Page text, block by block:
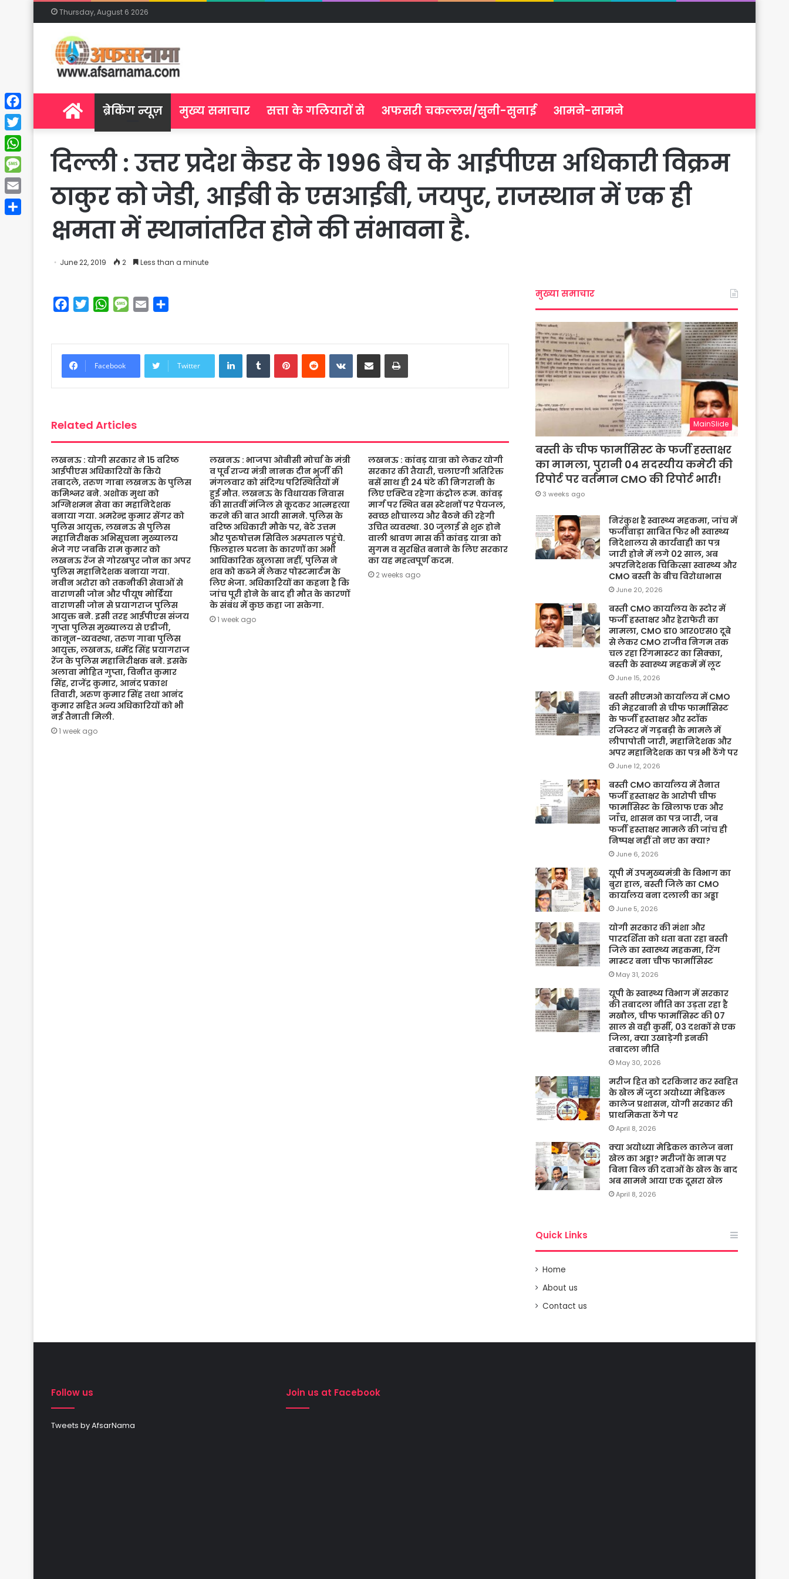
Thursday, August 6 2026
Homeब्रेकिंग न्यूज़ मुख्य समाचार सत्ता के गलियारों से अफसरी चकल्लस/सुनी-सुनाई आमने-सामने
दिल्ली : उत्तर प्रदेश कैडर के 1996 बैच के आईपीएस अधिकारी विक्रम
ठाकुर को जेडी, आईबी के एसआईबी, जयपुर, राजस्थान में एक ही
क्षमता में स्थानांतरित होने की संभावना है.
June 22, 2019 2 Less than a minute
b
o
e
W
s
A
M
g
Facebook Twitter
LinkedInTumblrPinterestReddit VKontakte
Share via Email Print
Related Articles
लखनऊ : योगी सरकार ने 15 वरिष्ठ
आईपीएस अधिकारियों के किये
तबादले, तरुण गाबा लखनऊ के पुलिस
कमिश्नर बने. अशोक मुथा को
अग्निशमन सेवा का महानिदेशक
बनाया गया. अमरेन्द्र कुमार सेंगर को
पुलिस आयुक्त, लखनऊ से पुलिस
महानिरीक्षक अभिसूचना मुख्यालय
भेजे गए जबकि राम कुमार को
लखनऊ रेंज से गोरखपुर जोन का अपर
पुलिस महानिदेशक बनाया गया.
नवीन अरोरा को तकनीकी सेवाओं से
वाराणसी जोन और पीयूष मोर्डिया
वाराणसी जोन से प्रयागराज पुलिस
आयुक्त बने. इसी तरह आईपीएस संजय
गुप्ता पुलिस मुख्यालय से एडीजी,
कानून-व्यवस्था, तरुण गाबा पुलिस
आयुक्त, लखनऊ, धर्मेंद्र सिंह प्रयागराज
रेंज के पुलिस महानिरीक्षक बने. इसके
अलावा मोहित गुप्ता, विनीत कुमार
सिंह, राजेंद्र कुमार, आनंद प्रकाश
तिवारी, अरुण कुमार सिंह तथा आनंद
कुमार सहित अन्य अधिकारियों को भी
नई तैनाती मिली.
1 week ago
लखनऊ : भाजपा ओबीसी मोर्चा के मंत्री
व पूर्व राज्य मंत्री नानक दीन भुर्जी की
मंगलवार को संदिग्ध परिस्थितियों में
हुई मौत. लखनऊ के विधायक निवास
की सातवीं मंजिल से कूदकर आत्महत्या
करने की बात आयी सामने. पुलिस के
वरिष्ठ अधिकारी मौके पर, बेटे उत्तम
और पुरुषोत्तम सिविल अस्पताल पहुंचे.
फ़िलहाल घटना के कारणों का अभी
आधिकारिक खुलासा नहीं, पुलिस ने
शव को कब्जे में लेकर पोस्टमार्टम के
लिए भेजा. अधिकारियों का कहना है कि
जांच पूरी होने के बाद ही मौत के कारणों
के संबंध में कुछ कहा जा सकेगा.
1 week ago
लखनऊ : कांवड़ यात्रा को लेकर योगी
सरकार की तैयारी, चलाएगी अतिरिक्त
बसें साथ ही 24 घंटे की निगरानी के
लिए एक्टिव रहेगा कंट्रोल रूम. कांवड़
मार्ग पर स्थित बस स्टेशनों पर पेयजल,
स्वच्छ शौचालय और बैठने की रहेगी
उचित व्यवस्था. 30 जुलाई से शुरू होने
वाली श्रावण मास की कांवड़ यात्रा को
सुगम व सुरक्षित बनाने के लिए सरकार
का यह महत्वपूर्ण कदम.
2 weeks ago
मुख्या समाचार
MainSlide
बस्ती के चीफ फार्मासिस्ट के फर्जी हस्ताक्षर
का मामला, पुरानी 04 सदस्यीय कमेटी की
रिपोर्ट पर वर्तमान CMO की रिपोर्ट भारी!
3 weeks ago
निरंकुश है स्वास्थ्य महकमा, जांच में
फर्जीवाड़ा साबित फिर भी स्वास्थ्य
निदेशालय से कार्यवाही का पत्र
जारी होने में लगे 02 साल, अब
अपरनिदेशक चिकित्सा स्वास्थ्य और
CMO बस्ती के बीच विरोधाभास
June 20, 2026
बस्ती CMO कार्यालय के स्टोर में
फर्जी हस्ताक्षर और हेराफेरी का
मामला, CMO डा० आर०एस० दूबे
से लेकर CMO राजीव निगम तक
चल रहा रिंगमास्टर का सिक्का,
बस्ती के स्वास्थ्य महकमें में लूट
June 15, 2026
बस्ती सीएमओ कार्यालय में CMO
की मेहरबानी से चीफ फार्मासिस्ट
के फर्जी हस्ताक्षर और स्टॉक
रजिस्टर में गड़बड़ी के मामले में
लीपापोती जारी, महानिदेशक और
अपर महानिदेशक का पत्र भी ठेंगे पर
June 12, 2026
बस्ती CMO कार्यालय में तैनात
फर्जी हस्ताक्षर के आरोपी चीफ
फार्मासिस्ट के खिलाफ एक और
जाँच, शासन का पत्र जारी, जब
फर्जी हस्ताक्षर मामले की जांच ही
निष्पक्ष नहीं तो नए का क्या?
June 6, 2026
यूपी में उपमुख्यमंत्री के विभाग का
बुरा हाल, बस्ती जिले का CMO
कार्यालय बना दलाली का अड्डा
June 5, 2026
योगी सरकार की मंशा और
पारदर्शिता को धता बता रहा बस्ती
जिले का स्वास्थ्य महकमा, रिंग
मास्टर बना चीफ फार्मासिस्ट
May 31, 2026
यूपी के स्वास्थ्य विभाग में सरकार
की तबादला नीति का उड़ता रहा है
मखौल, चीफ फार्मासिस्ट की 07
साल से वही कुर्सी, 03 दशकों से एक
जिला, क्या उखाड़ेगी इनकी
तबादला नीति
May 30, 2026
मरीज हित को दरकिनार कर स्वहित
के खेल में जुटा अयोध्या मेडिकल
कालेज प्रशासन, योगी सरकार की
प्राथमिकता ठेंगे पर
April 8, 2026
क्या अयोध्या मेडिकल कालेज बना
खेल का अड्डा? मरीजों के नाम पर
बिना बिल की दवाओं के खेल के बाद
अब सामने आया एक दूसरा खेल
April 8, 2026
Quick Links
Home
About us
Contact us
Follow us
Tweets by AfsarNama
Join us at Facebook
Facebook
Twitter
WhatsApp
Message
Email